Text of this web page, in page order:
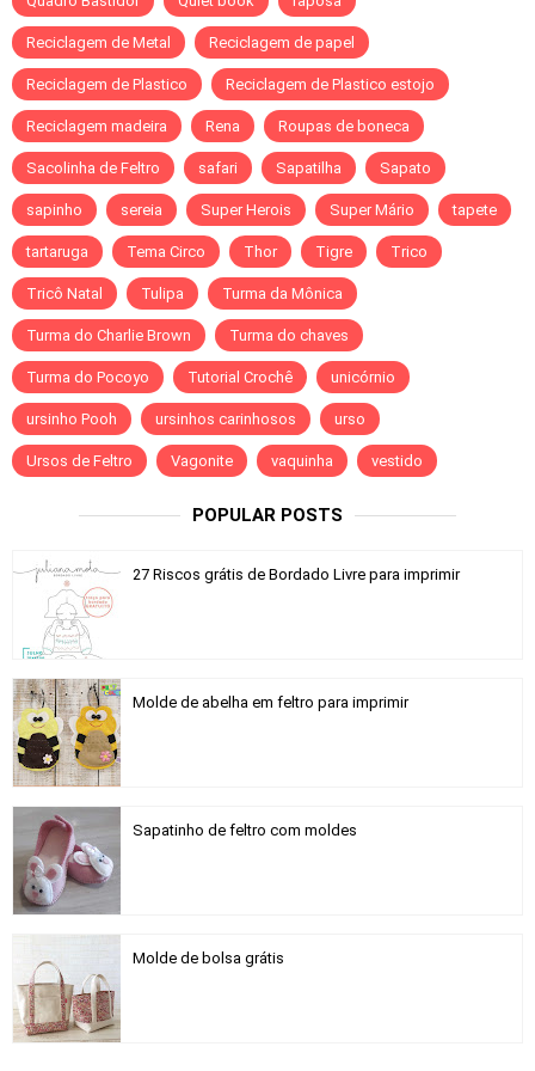
Reciclagem de Metal Reciclagem de papel
Reciclagem de Plastico Reciclagem de Plastico estojo
Reciclagem madeira Rena Roupas de boneca
Sacolinha de Feltro safari Sapatilha Sapato
sapinho sereia Super Herois Super Mário tapete
tartaruga Tema Circo Thor Tigre Trico
Tricô Natal Tulipa Turma da Mônica
Turma do Charlie Brown Turma do chaves
Turma do Pocoyo Tutorial Crochê unicórnio
ursinho Pooh ursinhos carinhosos urso
Ursos de Feltro Vagonite vaquinha vestido
POPULAR POSTS
27 Riscos grátis de Bordado Livre para imprimir
Molde de abelha em feltro para imprimir
Sapatinho de feltro com moldes
Molde de bolsa grátis